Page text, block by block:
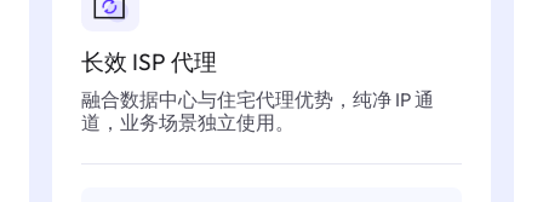
长效 ISP 代理
融合数据中心与住宅代理优势，纯净 IP 通
道，业务场景独立使用。